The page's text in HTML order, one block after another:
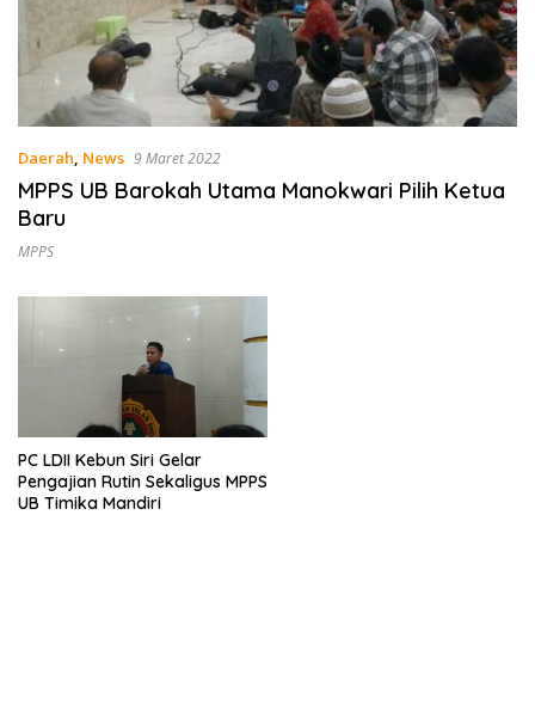
Daerah, News 9 Maret 2022
MPPS UB Barokah Utama Manokwari Pilih Ketua
Baru
MPPS
PC LDII Kebun Siri Gelar
Pengajian Rutin Sekaligus MPPS
UB Timika Mandiri